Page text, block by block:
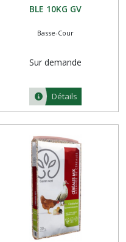
BLE 10KG GV
Basse-Cour
Sur demande
Détails